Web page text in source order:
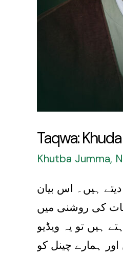
Taqwa:
Khutba Jumma,
ہیں۔ اس بیان
کی روشنی میں
ہیں تو یہ ویڈیو
ہمارے چینل کو
Ki